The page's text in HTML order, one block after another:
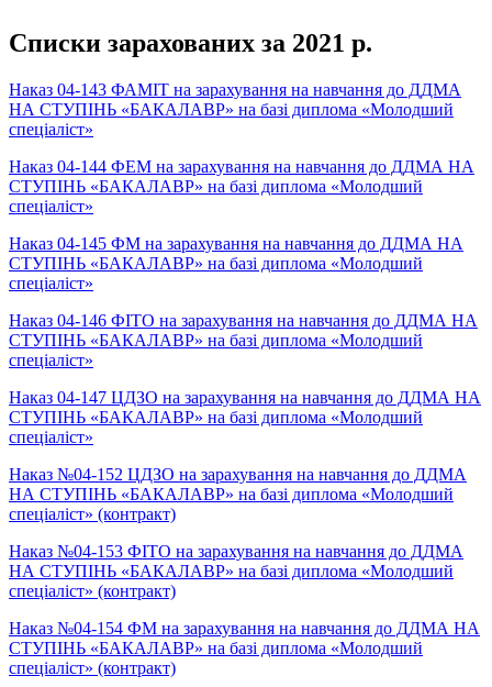
Списки зарахованих за 2021 р.
Наказ 04-143 ФАМІТ на зарахування на навчання до ДДМА
НА СТУПІНЬ «БАКАЛАВР» на базі диплома «Молодший
спеціаліст»
Наказ 04-144 ФЕМ на зарахування на навчання до ДДМА НА
СТУПІНЬ «БАКАЛАВР» на базі диплома «Молодший
спеціаліст»
Наказ 04-145 ФМ на зарахування на навчання до ДДМА НА
СТУПІНЬ «БАКАЛАВР» на базі диплома «Молодший
спеціаліст»
Наказ 04-146 ФІТО на зарахування на навчання до ДДМА НА
СТУПІНЬ «БАКАЛАВР» на базі диплома «Молодший
спеціаліст»
Наказ 04-147 ЦДЗО на зарахування на навчання до ДДМА НА
СТУПІНЬ «БАКАЛАВР» на базі диплома «Молодший
спеціаліст»
Наказ №04-152 ЦДЗО на зарахування на навчання до ДДМА
НА СТУПІНЬ «БАКАЛАВР» на базі диплома «Молодший
спеціаліст» (контракт)
Наказ №04-153 ФІТО на зарахування на навчання до ДДМА
НА СТУПІНЬ «БАКАЛАВР» на базі диплома «Молодший
спеціаліст» (контракт)
Наказ №04-154 ФМ на зарахування на навчання до ДДМА НА
СТУПІНЬ «БАКАЛАВР» на базі диплома «Молодший
спеціаліст» (контракт)